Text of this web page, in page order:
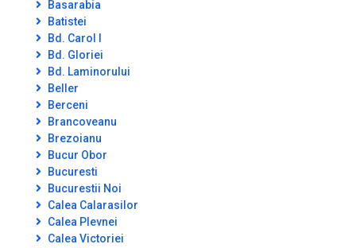
Basarabia
Batistei
Bd. Carol I
Bd. Gloriei
Bd. Laminorului
Beller
Berceni
Brancoveanu
Brezoianu
Bucur Obor
Bucuresti
Bucurestii Noi
Calea Calarasilor
Calea Plevnei
Calea Victoriei